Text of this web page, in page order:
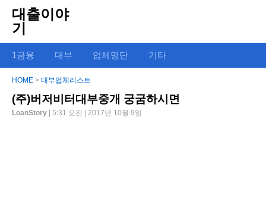
대출이야
기
1금융 대부 업체명단 기타
HOME > 대부업체리스트
(주)버저비터대부중개 궁굼하시면
LoanStory | 5:31 오전 | 2017년 10월 9일